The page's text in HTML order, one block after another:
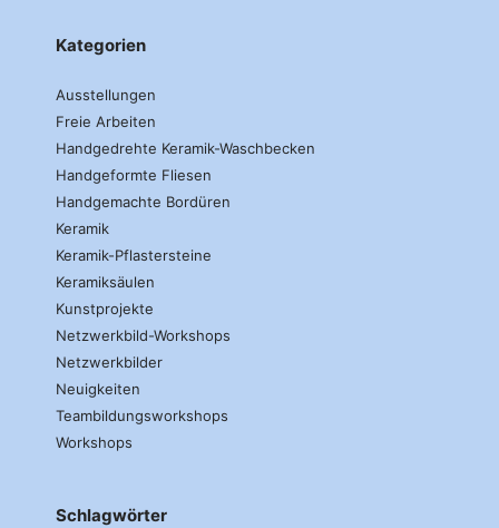
Kategorien
Ausstellungen
Freie Arbeiten
Handgedrehte Keramik-Waschbecken
Handgeformte Fliesen
Handgemachte Bordüren
Keramik
Keramik-Pflastersteine
Keramiksäulen
Kunstprojekte
Netzwerkbild-Workshops
Netzwerkbilder
Neuigkeiten
Teambildungsworkshops
Workshops
Schlagwörter